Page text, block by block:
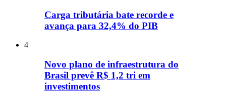
Carga tributária bate recorde e
avança para 32,4% do PIB
4
Novo plano de infraestrutura do
Brasil prevê R$ 1,2 tri em
investimentos